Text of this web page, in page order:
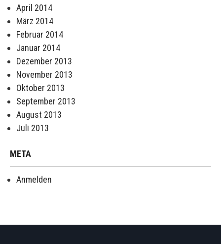
April 2014
März 2014
Februar 2014
Januar 2014
Dezember 2013
November 2013
Oktober 2013
September 2013
August 2013
Juli 2013
META
Anmelden